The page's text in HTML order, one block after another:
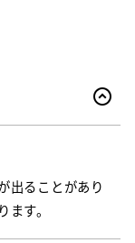
出ることがあり
す。